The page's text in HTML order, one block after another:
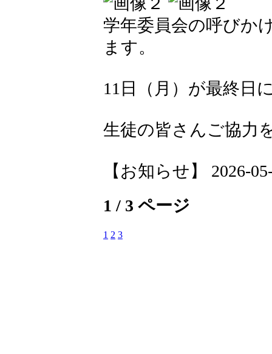
学年委員会の呼びか
ます。
11日（月）が最終日
生徒の皆さんご協力
【お知らせ】 2026-
1 / 3 ページ
1 2 3